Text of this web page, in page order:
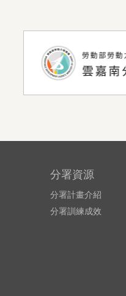
分署資源
分署計畫介紹
分署訓練成效